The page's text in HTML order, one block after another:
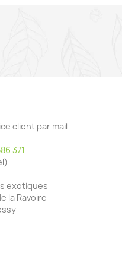
client par mail
371
exotiques
la Ravoire